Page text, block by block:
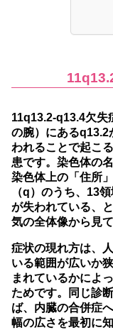
11q13.2-q13.4欠失
の腕）にあるq13.2
われることで起こ
患です。 染色体の
染色体上の「住所
（q）のうち、13
が失われている、
気の全体像から見て
症状の現れ方は、
いる範囲が広いか
まれているかによ
ためです。同じ診
ば、内臓の合併症
幅の広さを最初に